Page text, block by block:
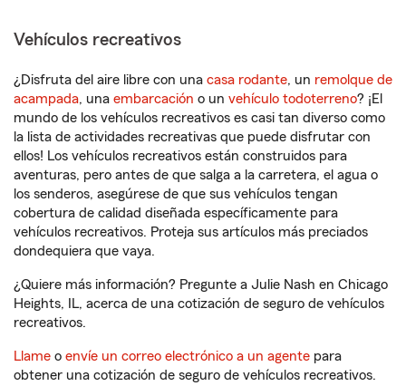
Vehículos recreativos
¿Disfruta del aire libre con una casa rodante, un remolque de
acampada, una embarcación o un vehículo todoterreno? ¡El
mundo de los vehículos recreativos es casi tan diverso como
la lista de actividades recreativas que puede disfrutar con
ellos! Los vehículos recreativos están construidos para
aventuras, pero antes de que salga a la carretera, el agua o
los senderos, asegúrese de que sus vehículos tengan
cobertura de calidad diseñada específicamente para
vehículos recreativos. Proteja sus artículos más preciados
dondequiera que vaya.
¿Quiere más información? Pregunte a Julie Nash en Chicago
Heights, IL, acerca de una cotización de seguro de vehículos
recreativos.
Llame o envíe un correo electrónico a un agente para
obtener una cotización de seguro de vehículos recreativos.